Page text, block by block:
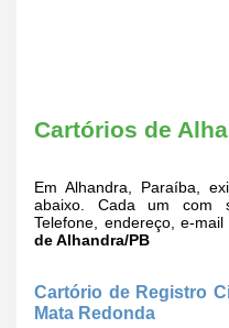
Cartórios de
Em Alhandra, Paraíba,
abaixo. Cada um com
Telefone, endereço, e-
de Alhandra/PB
Cartório de Registro
Mata Redonda